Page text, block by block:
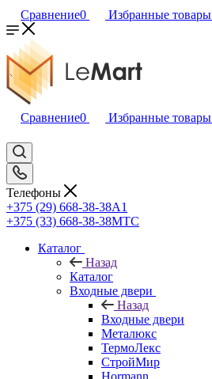
Сравнение0 Избранные товары
Сравнение0 Избранные товары
Телефоны
+375 (29) 668-38-38A1
+375 (33) 668-38-38МТС
Каталог
Назад
Каталог
Входные двери
Назад
Входные двери
Металюкс
ТермоЛекс
СтройМир
Hormann